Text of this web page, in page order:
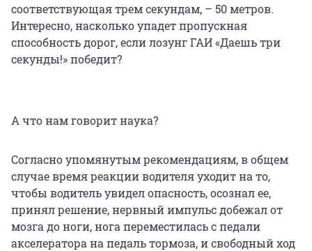
соответствующая трем секундам, – 50 метров.
Интересно, насколько упадет пропускная
способность дорог, если лозунг ГАИ «Даешь три
секунды!» победит?
А что нам говорит наука?
Согласно упомянутым рекомендациям, в общем
случае время реакции водителя уходит на то,
чтобы водитель увидел опасность, осознал ее,
принял решение, нервный импульс добежал от
мозга до ноги, нога переместилась с педали
акселератора на педаль тормоза, и свободный ход